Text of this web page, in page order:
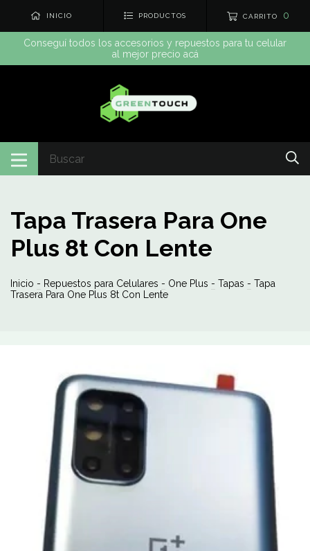
INICIO PRODUCTOS CARRITO 0
Conseguí todos los accesorios y repuestos para tu celular
al mejor precio acá
Tapa Trasera Para One
Plus 8t Con Lente
Inicio - Repuestos para Celulares - One Plus - Tapas - Tapa
Trasera Para One Plus 8t Con Lente